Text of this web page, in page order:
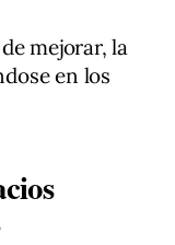
mejorar, la
en los